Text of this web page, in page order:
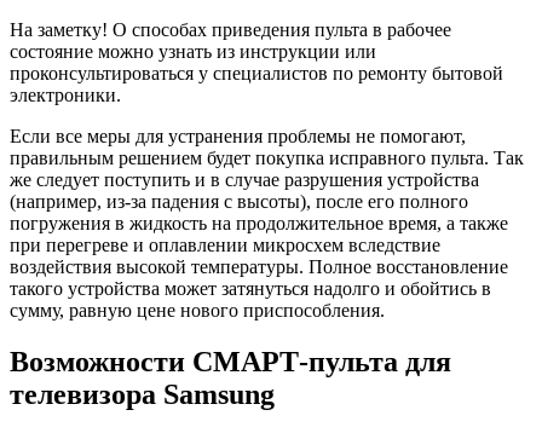
На заметку! О способах приведения пульта в рабочее
состояние можно узнать из инструкции или
проконсультироваться у специалистов по ремонту бытовой
электроники.
Если все меры для устранения проблемы не помогают,
правильным решением будет покупка исправного пульта. Так
же следует поступить и в случае разрушения устройства
(например, из-за падения с высоты), после его полного
погружения в жидкость на продолжительное время, а также
при перегреве и оплавлении микросхем вследствие
воздействия высокой температуры. Полное восстановление
такого устройства может затянуться надолго и обойтись в
сумму, равную цене нового приспособления.
Возможности СМАРТ-пульта для
телевизора Samsung